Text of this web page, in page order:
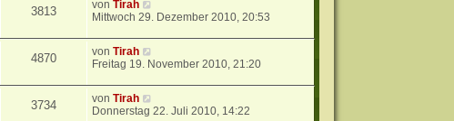
3813 vonTirah
Mittwoch 29. Dezember 2010, 20:53
4870 vonTirah
Freitag 19. November 2010, 21:20
3734 vonTirah
Donnerstag 22. Juli 2010, 14:22